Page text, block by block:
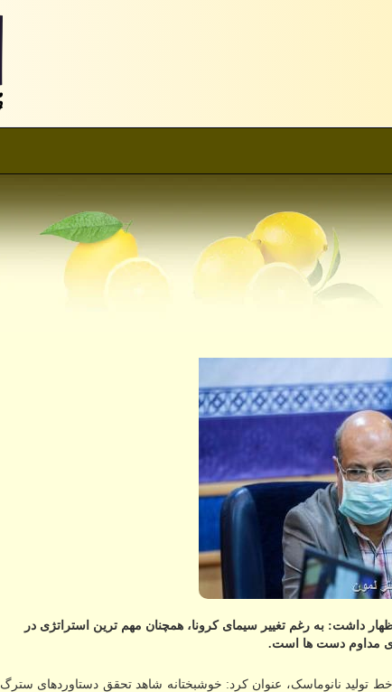
داشت: به رغم تغییر سیمای کرونا، همچنان مهم ترین استراتژی در
مداوم دست ها است.
تولید نانوماسک، عنوان کرد: خوشبختانه شاهد تحقق دستاوردهای سترگ